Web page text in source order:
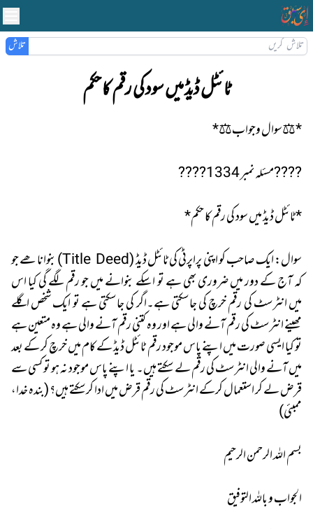
تلاش
ٹائٹل ڈیڈ میں سود کی رقم کا حکم
*⚖️سوال وجواب⚖️*
????️مسئلہ نمبر 1334????️
*ٹائٹل ڈیڈ میں سود کی رقم کا حکم*
سوال: ایک صاحب کو اپنی پراپرٹی کی ٹائٹل ڈیڈ (Title Deed) بنوانا ھے جو
کہ آج کے دور میں ضروری بھی ہے تو اسکے بنوانے میں جو رقم لگے گی کیا اس
میں انٹرسٹ کی رقم خرچ کی جاسکتی ہے۔اگر کی جاسکتی ہے تو ایک شخص اگلے
مھینے انٹرسٹ کی رقم آنے والی ہے اور وہ کتنی رقم آنے والی ہے وہ متعین ہے
تو کیا ایسی صورت میں اپنے پاس موجود رقم ٹائٹل ڈیڈ کے کام میں خرچ کر کے بعد
میں آنے والی انٹرسٹ کی رقم لے سکتے ہیں۔ یا اپنے پاس موجود نہ ہو تو کسی سے
قرض لے کر استعمال کرکے انٹرسٹ کی رقم قرض میں ادا کرسکتے ہیں؟ (بندہ خدا،
ممبئی)
بسم اللہ الرحمن الرحیم
الجواب و باللہ التوفیق